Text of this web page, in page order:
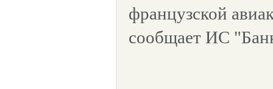
французской
сообщает ИС